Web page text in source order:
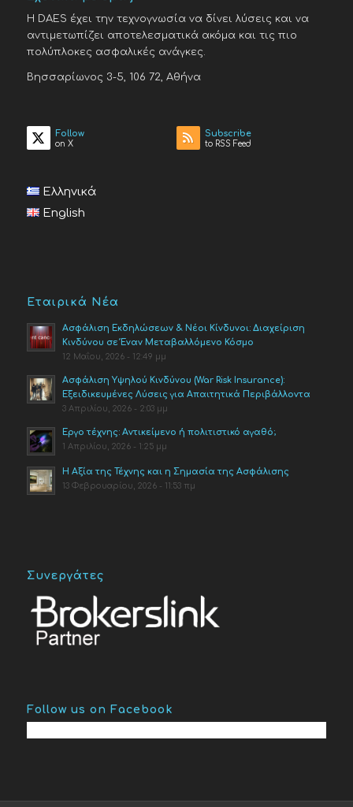
H DAES έχει την τεχνογνωσία να δίνει λύσεις και να
αντιμετωπίζει αποτελεσματικά ακόμα και τις πιο
πολύπλοκες ασφαλικές ανάγκες.
Βησσαρίωνος 3-5, 106 72, Αθήνα
Follow
on X
Subscribe
to RSS Feed
Ελληνικά
English
Εταιρικά Νέα
Ασφάλιση Εκδηλώσεων & Νέοι Κίνδυνοι: Διαχείριση
Κινδύνου σε Έναν Μεταβαλλόμενο Κόσμο
12 Μαΐου, 2026 - 12:49 μμ
Ασφάλιση Υψηλού Κινδύνου (War Risk Insurance):
Εξειδικευμένες Λύσεις για Απαιτητικά Περιβάλλοντα
3 Απριλίου, 2026 - 2:03 μμ
Έργο τέχνης: Αντικείμενο ή πολιτιστικό αγαθό;
1 Απριλίου, 2026 - 1:25 μμ
Η Αξία της Τέχνης και η Σημασία της Ασφάλισης
13 Φεβρουαρίου, 2026 - 11:53 πμ
Συνεργάτες
Follow us on Facebook